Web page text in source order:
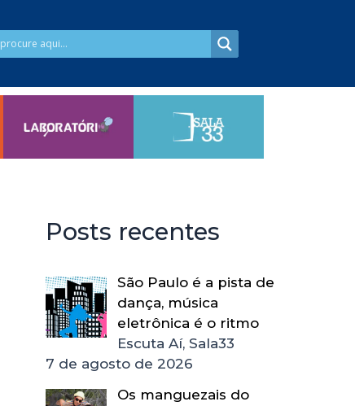
Posts recentes
São Paulo é a pista de
dança, música
eletrônica é o ritmo
Escuta Aí, Sala33
7 de agosto de 2026
Os manguezais do